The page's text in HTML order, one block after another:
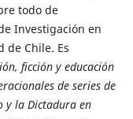
todo de
Investigación en
de Chile. Es
ficción y educación
de series de
y la Dictadura en